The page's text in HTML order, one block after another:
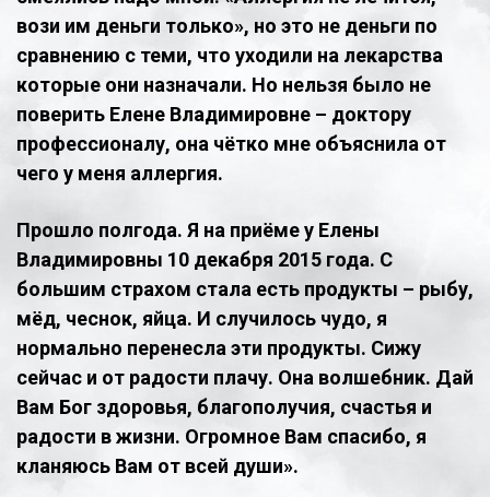
вози им деньги только», но это не деньги по
сравнению с теми, что уходили на лекарства
которые они назначали. Но нельзя было не
поверить Елене Владимировне – доктору
профессионалу, она чётко мне объяснила от
чего у меня аллергия.
Прошло полгода. Я на приёме у Елены
Владимировны 10 декабря 2015 года. С
большим страхом стала есть продукты – рыбу,
мёд, чеснок, яйца. И случилось чудо, я
нормально перенесла эти продукты. Сижу
сейчас и от радости плачу. Она волшебник. Дай
Вам Бог здоровья, благополучия, счастья и
радости в жизни. Огромное Вам спасибо, я
кланяюсь Вам от всей души».